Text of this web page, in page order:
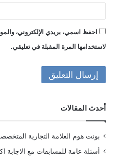
احفظ اسمي، بريدي الإلكتروني،
لاستخدامها المرة المقبلة في تعليقي.
أحدث المقالات
بونت هوم العلامة التجارية
أسئلة عامة للمسابقات مع الاجابة اكثر من